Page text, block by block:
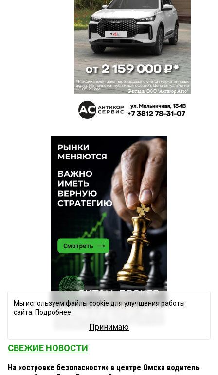
СВЕЖИЕ НОВОСТИ
На «островке безопасности» в центре Омска водитель
Мы используем файлы cookie для улучшения работы
сайта. Подробнее
Принимаю